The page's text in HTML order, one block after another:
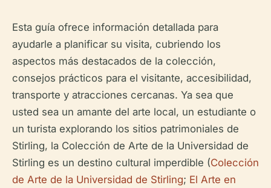
Esta guía ofrece información detallada para
ayudarle a planificar su visita, cubriendo los
aspectos más destacados de la colección,
consejos prácticos para el visitante, accesibilidad,
transporte y atracciones cercanas. Ya sea que
usted sea un amante del arte local, un estudiante o
un turista explorando los sitios patrimoniales de
Stirling, la Colección de Arte de la Universidad de
Stirling es un destino cultural imperdible (Colección
de Arte de la Universidad de Stirling; El Arte en